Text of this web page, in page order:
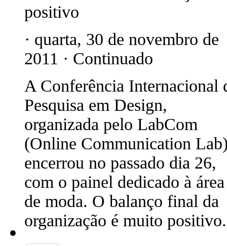
positivo
· quarta, 30 de novembro de
2011 · Continuado
A Conferência Internacional
Pesquisa em Design,
organizada pelo LabCom
(Online Communication
encerrou no passado dia 26,
com o painel dedicado à área
de moda. O balanço final da
organização é muito positivo.